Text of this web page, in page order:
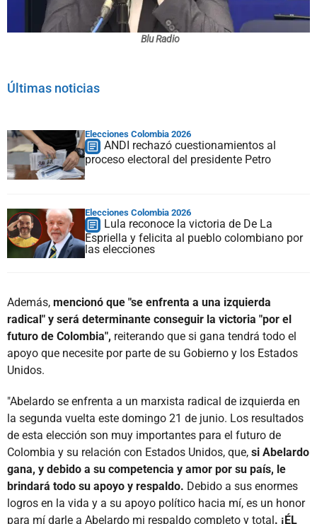
Blu Radio
Últimas noticias
Elecciones Colombia 2026
ANDI rechazó cuestionamientos al
proceso electoral del presidente Petro
Elecciones Colombia 2026
Lula reconoce la victoria de De La
Espriella y felicita al pueblo colombiano por
las elecciones
Además, mencionó que "se enfrenta a una izquierda
radical" y será determinante conseguir la victoria "por el
futuro de Colombia", reiterando que si gana tendrá todo el
apoyo que necesite por parte de su Gobierno y los Estados
Unidos.
"Abelardo se enfrenta a un marxista radical de izquierda en
la segunda vuelta este domingo 21 de junio. Los resultados
de esta elección son muy importantes para el futuro de
Colombia y su relación con Estados Unidos, que, si Abelardo
gana, y debido a su competencia y amor por su país, le
brindará todo su apoyo y respaldo. Debido a sus enormes
logros en la vida y a su apoyo político hacia mí, es un honor
para mí darle a Abelardo mi respaldo completo y total. ¡ÉL